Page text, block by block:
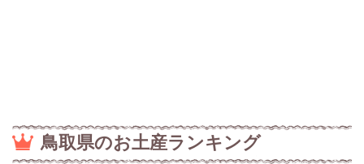
鳥取県のお土産ランキング